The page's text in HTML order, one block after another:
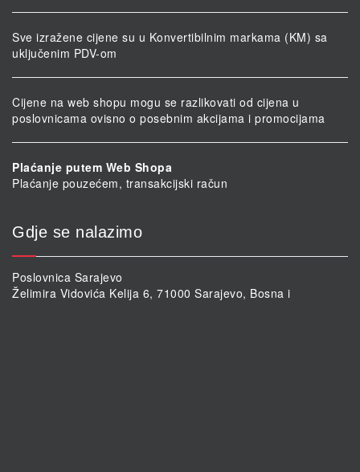
Sve izražene cijene su u Konvertibilnim markama (KM) sa
uključenim PDV-om
Cijene na web shopu mogu se razlikovati od cijena u
poslovnicama ovisno o posebnim akcijama i promocijama
Plaćanje putem Web Shopa
Plaćanje pouzećem, transakcijski račun
Gdje se nalazimo
Poslovnica Sarajevo
Želimira Vidovića Kelija 6, 71000 Sarajevo, Bosna i